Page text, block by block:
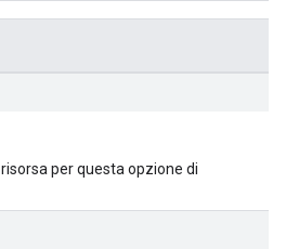
per questa opzione di